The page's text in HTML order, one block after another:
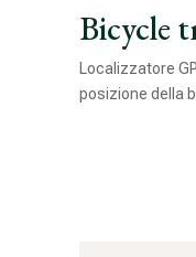
Bicycle
Localizzatore
posizione della